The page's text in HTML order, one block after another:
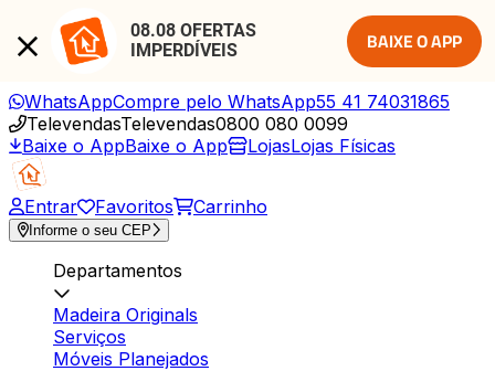
08.08 OFERTAS
IMPERDÍVEIS
BAIXE O APP
WhatsAppCompre pelo WhatsApp55 41 74031865
TelevendasTelevendas0800 080 0099
Baixe o AppBaixe o App LojasLojas Físicas
Entrar Favoritos Carrinho
Informe o seu CEP
Departamentos
Madeira Originals
Serviços
Móveis Planejados